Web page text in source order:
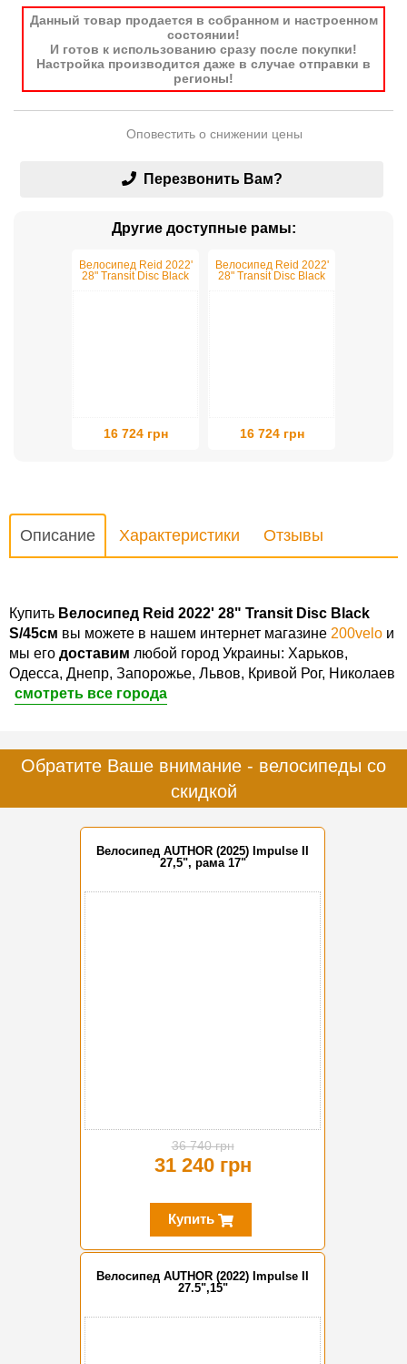
Данный товар продается в собранном и настроенном
состоянии!
И готов к использованию сразу после покупки!
Настройка производится даже в случае отправки в
регионы!
Оповестить о снижении цены
Перезвонить Вам?
Другие доступные рамы:
Велосипед Reid 2022'
28" Transit Disc Black
16 724 грн
Велосипед Reid 2022'
28" Transit Disc Black
16 724 грн
Описание Характеристики Отзывы
Купить Велосипед Reid 2022' 28" Transit Disc Black
S/45см вы можете в нашем интернет магазине 200velo и
мы его доставим любой город Украины: Харьков,
Одесса, Днепр, Запорожье, Львов, Кривой Рог, Николаев
смотреть все города
Обратите Ваше внимание - велосипеды со
скидкой
Велосипед AUTHOR (2025) Impulse II
27,5", рама 17"
36 740 грн
31 240 грн
Купить
Велосипед AUTHOR (2022) Impulse II
27.5",15"